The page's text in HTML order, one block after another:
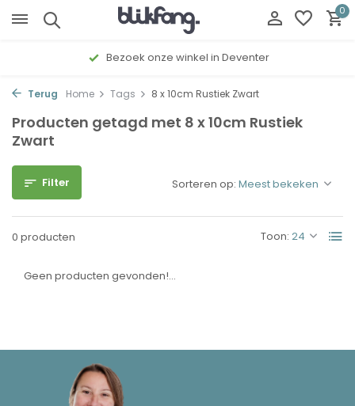
0
Bezoek onze winkel in Deventer
Terug Home Tags 8 x 10cm Rustiek Zwart
Producten getagd met 8 x 10cm Rustiek
Zwart
Filter
0 producten Toon:
Sorteren op:
Geen producten gevonden!...